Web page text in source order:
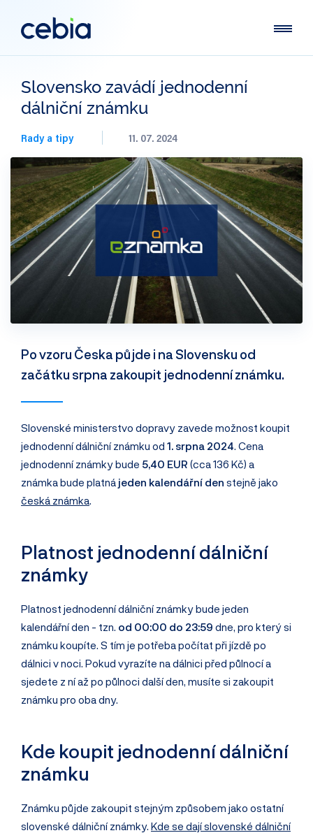
Slovensko zavádí jednodenní
dálniční známku
Rady a tipy 11. 07. 2024
Po vzoru Česka půjde i na Slovensku od
začátku srpna zakoupit jednodenní známku.
Slovenské ministerstvo dopravy zavede možnost koupit
jednodenní dálniční známku od 1. srpna 2024. Cena
jednodenní známky bude 5,40 EUR (cca 136 Kč) a
známka bude platná jeden kalendářní den stejně jako
česká známka.
Platnost jednodenní dálniční
známky
Platnost jednodenní dálniční známky bude jeden
kalendářní den - tzn. od 00:00 do 23:59 dne, pro který si
známku koupíte. S tím je potřeba počítat při jízdě po
dálnici v noci. Pokud vyrazíte na dálnici před půlnocí a
sjedete z ní až po půlnoci další den, musíte si zakoupit
známku pro oba dny.
Kde koupit jednodenní dálniční
známku
Známku půjde zakoupit stejným způsobem jako ostatní
slovenské dálniční známky. Kde se dají slovenské dálniční